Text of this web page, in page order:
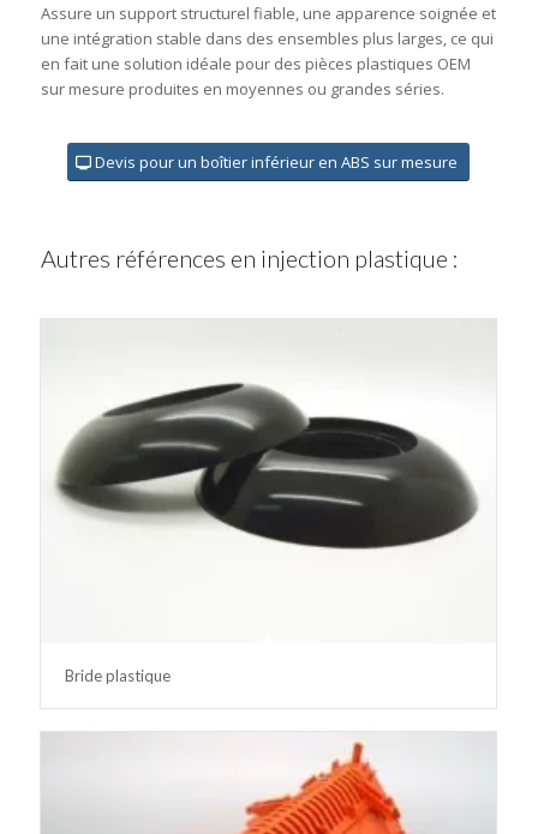
Assure un support structurel fiable, une apparence soignée et
une intégration stable dans des ensembles plus larges, ce qui
en fait une solution idéale pour des pièces plastiques OEM
sur mesure produites en moyennes ou grandes séries.
Devis pour un boîtier inférieur en ABS sur mesure
Autres références en injection plastique :
Bride plastique